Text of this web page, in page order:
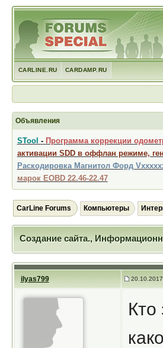
CARLINE.RU CARDAMP.RU
Объявления
STool - Программа коррекции
активации SDD в оффлан режиме,
Раскодировка Магнитол Форд
марок EOBD 22.46-22.47
CarLine Forums Компьютеры
Создание сайта.,
ilyas799
Кто